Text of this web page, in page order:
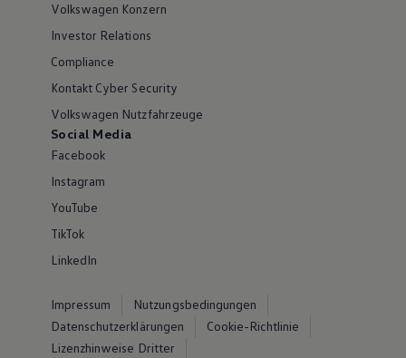
Volkswagen Konzern
Investor Relations
Compliance
Kontakt Cyber Security
Volkswagen Nutzfahrzeuge
Social Media
Facebook
Instagram
YouTube
TikTok
LinkedIn
Impressum
Nutzungsbedingungen
Datenschutzerklärungen
Cookie-Richtlinie
Lizenzhinweise Dritter